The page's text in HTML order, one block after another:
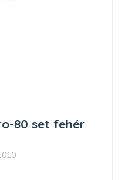
80 set fehér